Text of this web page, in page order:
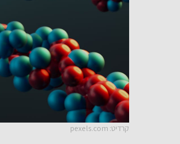
קרדיט: pexels.com